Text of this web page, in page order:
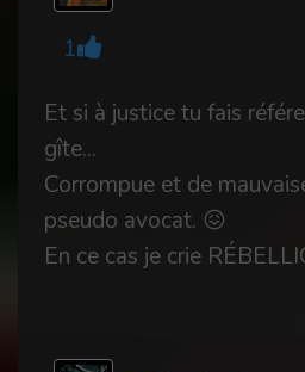
1
Et si à justice tu fais
gîte...
Corrompue et de
pseudo avocat. 😖
En ce cas je crie